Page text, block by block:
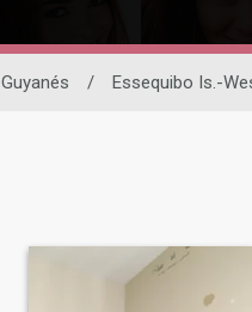
Guyanés / Essequibo Is.-